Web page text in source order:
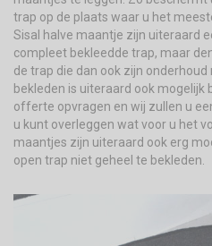
trap op de plaats waar u het
Sisal halve maantje zijn uiteraard
compleet bekleedde trap, maar
de trap die dan ook zijn onderhoud
bekleden is uiteraard ook mogelijk
offerte opvragen en wij zullen u
u kunt overleggen wat voor u het
maantjes zijn uiteraard ook erg
open trap niet geheel te bekleden.